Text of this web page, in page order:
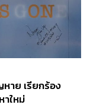
าย เรียกร้อง
าใหม่